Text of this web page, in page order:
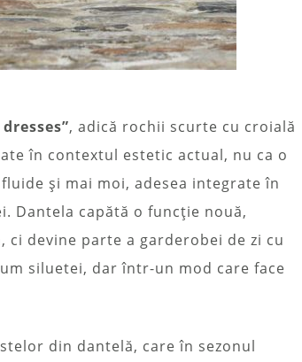
, adică rochii scurte cu croială
în contextul estetic actual, nu ca o
și mai moi, adesea integrate în
Dantela capătă o funcție nouă,
devine parte a garderobei de zi cu
siluetei, dar într-un mod care face
din dantelă, care în sezonul